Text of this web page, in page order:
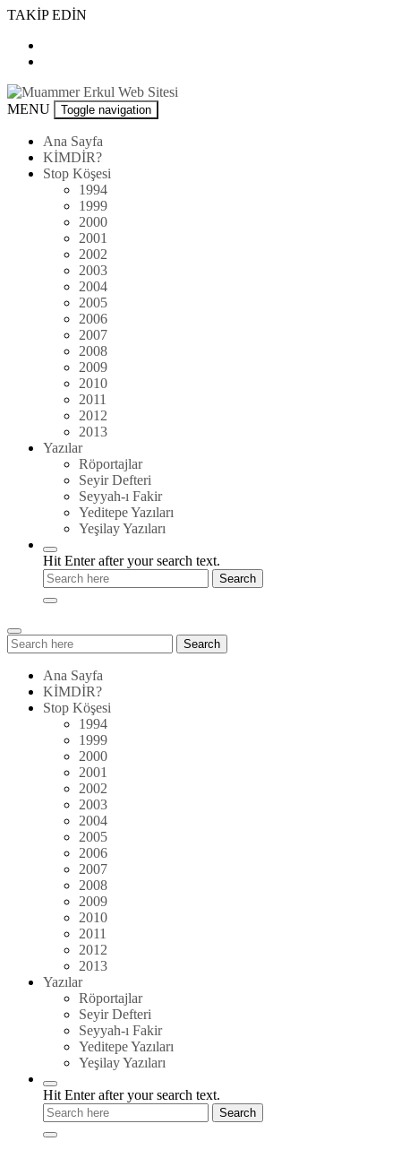
Skip
content
TAKİP EDİN
Muammer
Web
Sitesi
MENU Toggle navigation
Ana Sayfa
KİMDİR?
Stop Köşesi
1994
1999
2000
2001
2002
2003
2004
2005
2006
2007
2008
2009
2010
2011
2012
2013
Yazılar
Röportajlar
Seyir Defteri
Seyyah-ı Fakir
Yeditepe Yazıları
Yeşilay Yazıları
Hit Enter after your search text.
Search
for:
Search
Ana Sayfa
KİMDİR?
Stop Köşesi
1994
1999
2000
2001
2002
2003
2004
2005
2006
2007
2008
2009
2010
2011
2012
2013
Yazılar
Röportajlar
Seyir Defteri
Seyyah-ı Fakir
Yeditepe Yazıları
Yeşilay Yazıları
Hit Enter after your search text.